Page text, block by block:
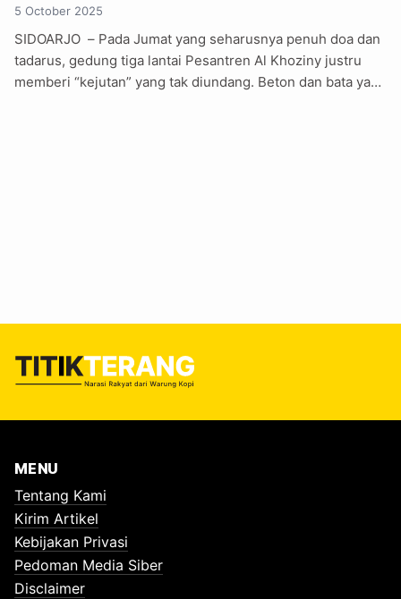
5 October 2025
SIDOARJO – Pada Jumat yang seharusnya penuh doa dan
tadarus, gedung tiga lantai Pesantren Al Khoziny justru
memberi “kejutan” yang tak diundang. Beton dan bata yang
MENU
Tentang Kami
Kirim Artikel
Kebijakan Privasi
Pedoman Media Siber
Disclaimer